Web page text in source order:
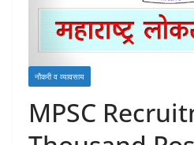
नौकरी व व्यावसाय
MPSC